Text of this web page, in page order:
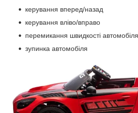
керування вперед/назад
керування вліво/вправо
перемикання швидкості автомобіля
зупинка автомобіля